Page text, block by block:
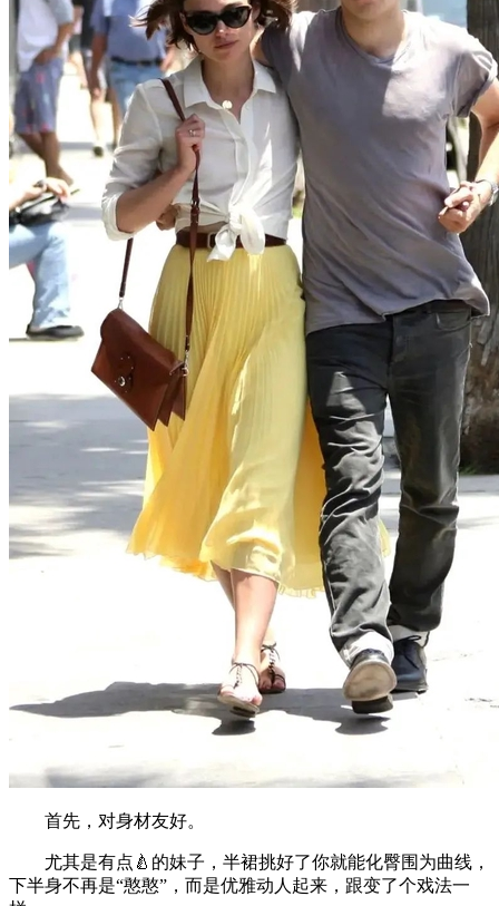
首先，对身材友好。
尤其是有点🍐的妹子，半裙挑好了你就能化臀围为曲线，
下半身不再是“憨憨”，而是优雅动人起来，跟变了个戏法一